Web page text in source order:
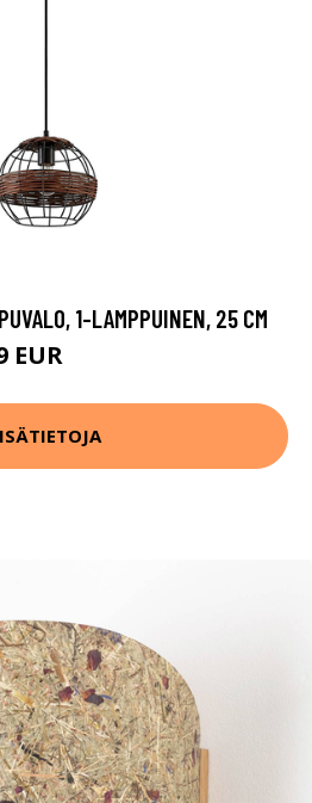
1-LAMPPUINEN, 25 CM
EUR